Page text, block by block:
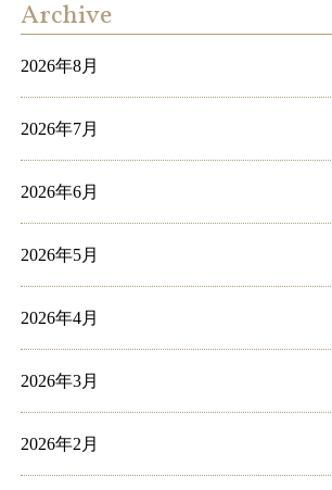
Archive
2026年8月
2026年7月
2026年6月
2026年5月
2026年4月
2026年3月
2026年2月